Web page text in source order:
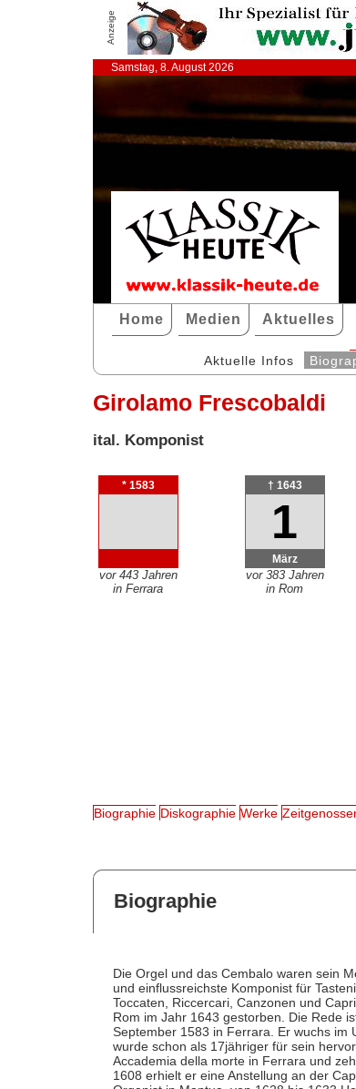
Anzeige
Samstag, 8. August 2026
Home Medien Aktuelles
Aktuelle Infos
Girolamo Frescobaldi
ital. Komponist
* 1583
vor 443 Jahren
in Ferrara
† 1643
1
März
vor 383 Jahren
in Rom
Biographie Diskographie Werke
Biographie
Die Orgel und das Cembalo waren sein
und einflussreichste Komponist für
Toccaten, Riccercari, Canzonen und
Rom im Jahr 1643 gestorben. Die Rede
September 1583 in Ferrara. Er wuchs im
wurde schon als 17jähriger für sein
Accademia della morte in Ferrara und
1608 erhielt er eine Anstellung an der